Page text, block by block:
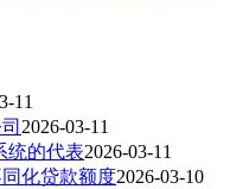
11
2026-03-11
统的代表2026-03-11
化贷款额度2026-03-10